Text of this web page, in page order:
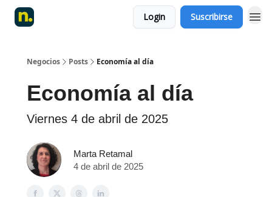
Login Suscribirse
Negocios Posts Economía al día
Economía al día
Viernes 4 de abril de 2025
Marta Retamal
4 de abril de 2025